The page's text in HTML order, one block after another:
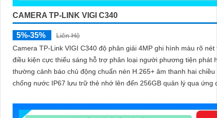
CAMERA TP-LINK VIGI C340
5%-35%
Liên Hệ
Camera TP-Link VIGI C340 độ phân giải 4MP ghi hình màu rõ nét
điều kiện cực thiếu sáng hỗ trợ phân loại người phương tiện phát
thường cảnh báo chủ động chuẩn nén H.265+ âm thanh hai chiều
chống nước IP67 lưu trữ thẻ nhớ lên đến 256GB quản lý qua ứng